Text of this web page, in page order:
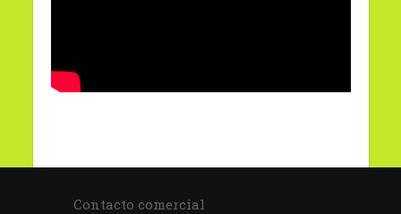
Contacto comercial